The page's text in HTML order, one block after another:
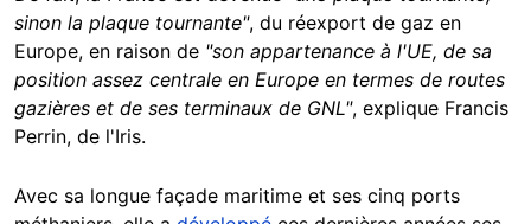
sinon la plaque tournante", du réexport de gaz en
Europe, en raison de "son appartenance à l'UE, de sa
position assez centrale en Europe en termes de routes
gazières et de ses terminaux de GNL", explique Francis
Perrin, de l'Iris.
Avec sa longue façade maritime et ses cinq ports